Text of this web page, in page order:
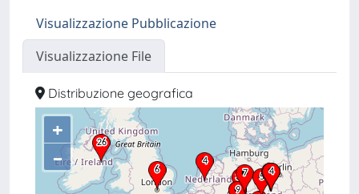
Visualizzazione Pubblicazione
Visualizzazione File
Distribuzione geografica
+
–